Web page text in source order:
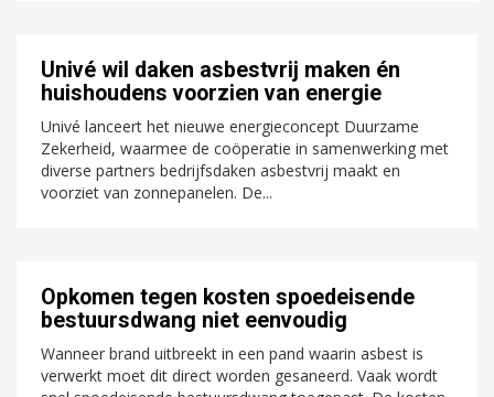
Univé wil daken asbestvrij maken én
huishoudens voorzien van energie
Univé lanceert het nieuwe energieconcept Duurzame
Zekerheid, waarmee de coöperatie in samenwerking met
diverse partners bedrijfsdaken asbestvrij maakt en
voorziet van zonnepanelen. De...
Opkomen tegen kosten spoedeisende
bestuursdwang niet eenvoudig
Wanneer brand uitbreekt in een pand waarin asbest is
verwerkt moet dit direct worden gesaneerd. Vaak wordt